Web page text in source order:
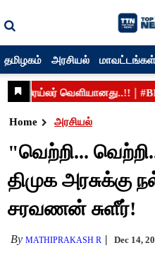
தமிழகம் அரசியல்
Home அரசியல்
"வெற்றி...
திமுக அரசுக்கு
சரவணன் சுளீர்!
ByMATHIPRAKASH R Dec 14,